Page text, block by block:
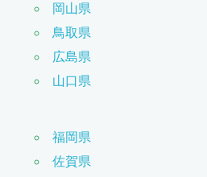
岡山県
鳥取県
広島県
山口県
福岡県
佐賀県